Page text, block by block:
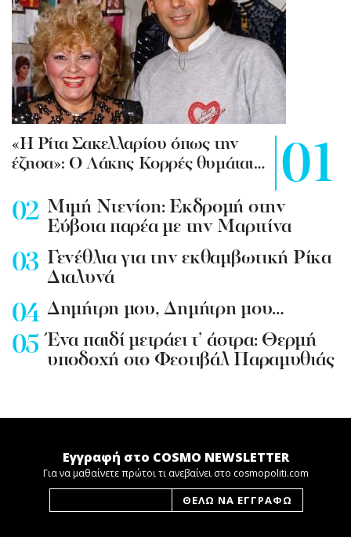
«Η Ρίτα Σακελλαρίου όπως την
έζησα»: Ο Λάκης Κορρές θυμάται…
Mιμή Ντενίση: Εκδρομή στην
Εύβοια παρέα με την Μαριτίνα
Γενέθλια για την εκθαμβωτική Ρίκα
Διαλυνά
Δημήτρη μου, Δημήτρη μου…
Ένα παιδί μετράει τ’ άστρα: Θερμή
υποδοχή στο Φεστιβάλ Παραμυθιάς
Εγγραφή στο COSMO NEWSLETTER
Για να μαθαίνετε πρώτοι τι ανεβαίνει στο cosmopoliti.com